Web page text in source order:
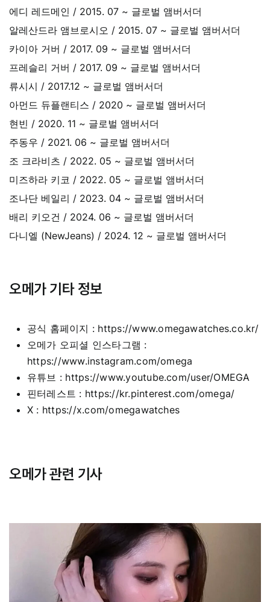
에디 레드메인 / 2015. 07 ~ 글로벌 앰버서더
알레산드라 앰브로시오 / 2015. 07 ~ 글로벌 앰버서더
카이아 거버 / 2017. 09 ~ 글로벌 앰버서더
프레슬리 거버 / 2017. 09 ~ 글로벌 앰버서더
류시시 / 2017.12 ~ 글로벌 앰버서더
아먼드 듀플랜티스 / 2020 ~ 글로벌 앰버서더
현빈 / 2020. 11 ~ 글로벌 앰버서더
주동우 / 2021. 06 ~ 글로벌 앰버서더
조 크라비츠 / 2022. 05 ~ 글로벌 앰버서더
미즈하라 키코 / 2022. 05 ~ 글로벌 앰버서더
조나단 베일리 / 2023. 04 ~ 글로벌 앰버서더
배리 키오건 / 2024. 06 ~ 글로벌 앰버서더
다니엘 (NewJeans) / 2024. 12 ~ 글로벌 앰버서더
오메가 기타 정보
공식 홈페이지 : https://www.omegawatches.co.kr/
오메가 오피셜 인스타그램 :
https://www.instagram.com/omega
유튜브 : https://www.youtube.com/user/OMEGA
핀터레스트 : https://kr.pinterest.com/omega/
X : https://x.com/omegawatches
오메가 관련 기사